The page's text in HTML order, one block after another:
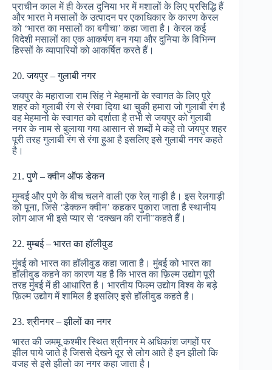
प्राचीन काल में ही केरल दुनिया भर में मशालों के लिए प्रसिद्धि हैं
और भारत मे मसालों के उत्पादन पर एकाधिकार के कारण केरल
को ‘भारत का मसालों का बगीचा’ कहा जाता है। केरल कई
विदेशी मसालों का एक आकर्षण बन गया और दुनिया के विभिन्न
हिस्सों के व्यापारियों को आकर्षित करते हैं।
20. जयपुर – गुलाबी नगर
जयपुर के महाराजा राम सिंह ने मेहमानों के स्वागत के लिए पूरे
शहर को गुलाबी रंग से रंगवा दिया था चुकी हमारा जो गुलाबी रंग है
वह मेहमानो के स्वागत को दर्शाता है तभी से जयपुर को गुलाबी
नगर के नाम से बुलाया गया आसान से शब्दों मे कहे तो जयपुर शहर
पूरी तरह गुलाबी रंग से रंगा हुआ है इसलिए इसे गुलाबी नगर कहते
है।
21. पुणे – क्वीन ऑफ डेकन
मुम्बई और पुणे के बीच चलने वाली एक रेल् गाड़ी है। इस रेलगाड़ी
को पूना, जिसे ‘डेक्कन क्वीन’ कहकर पुकारा जाता है स्थानीय
लोग आज भी इसे प्यार से ‘दक्खन की रानी”कहते हैं।
22. मुम्बई – भारत का हॉलीवुड
मुंबई को भारत का हॉलीवुड कहा जाता है। मुंबई को भारत का
हॉलीवुड कहने का कारण यह है कि भारत का फ़िल्म उद्योग पूरी
तरह मुंबई में ही आधारित है। भारतीय फिल्म उद्योग विश्व के बड़े
फ़िल्म उद्योग में शामिल है इसलिए इसे हॉलीवुड कहते है।
23. श्रीनगर – झीलों का नगर
भारत की जममू कश्मीर स्थित श्रीनगर मे अधिकांश जगहों पर
झील पाये जाते है जिससे देखने दूर से लोग आते है इन झीलो कि
वजह से इसे झीलो का नगर कहा जाता है।